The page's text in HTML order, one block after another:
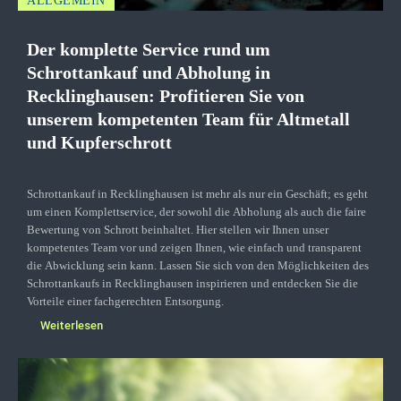
Der komplette Service rund um
Schrottankauf und Abholung in
Recklinghausen: Profitieren Sie von
unserem kompetenten Team für Altmetall
und Kupferschrott
Schrottankauf in Recklinghausen ist mehr als nur ein Geschäft; es geht
um einen Komplettservice, der sowohl die Abholung als auch die faire
Bewertung von Schrott beinhaltet. Hier stellen wir Ihnen unser
kompetentes Team vor und zeigen Ihnen, wie einfach und transparent
die Abwicklung sein kann. Lassen Sie sich von den Möglichkeiten des
Schrottankaufs in Recklinghausen inspirieren und entdecken Sie die
Vorteile einer fachgerechten Entsorgung.
Weiterlesen